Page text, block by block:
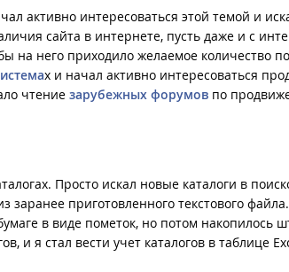
активно интересоваться этой темой и
сайта в интернете, пусть даже и с
на него приходило желаемое количество
х и начал активно интересоваться
чтение зарубежных форумов по
Просто искал новые каталоги в
приготовленного текстового файла.
в виде пометок, но потом накопилось
и я стал вести учет каталогов в таблице